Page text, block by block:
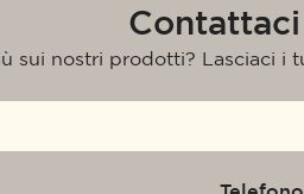
Contattaci
sui nostri prodotti? Lasciaci i